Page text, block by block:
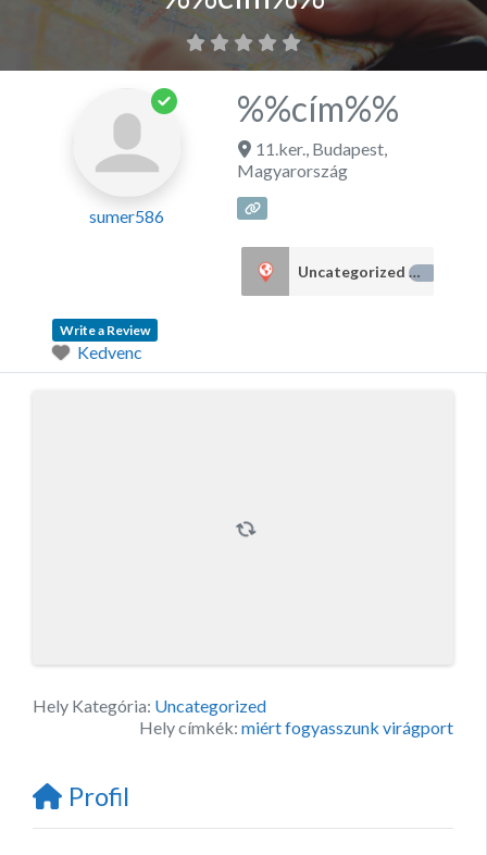
sumer586
%%cím%%
11.ker., Budapest,
Magyarország
Uncategorized24
Write a Review
Kedvenc
Hely Kategória: Uncategorized
Hely címkék: miért fogyasszunk virágport
Profil